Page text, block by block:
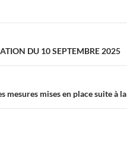
DU 10 SEPTEMBRE 2025
mesures mises en place suite à